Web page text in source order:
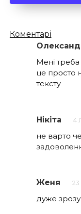
Кількість
коментарів
Коментарі
Мені
це просто
тексту
Нікіта 4
не варто
Женя 23
дуже